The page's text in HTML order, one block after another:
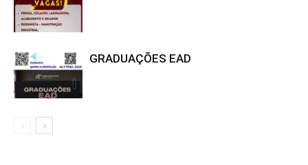
GRADUAÇÕES EAD